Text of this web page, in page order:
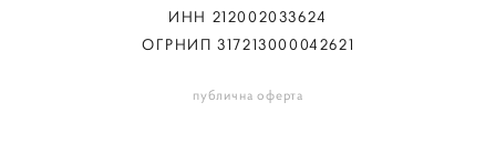
ИНН 212002033624
ОГРНИП 317213000042621
публична оферта